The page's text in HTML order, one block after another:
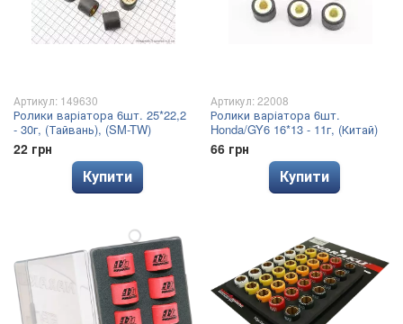
Артикул: 149630
Ролики варіатора 6шт. 25*22,2
- 30г, (Тайвань), (SM-TW)
22 грн
Купити
Артикул: 22008
Ролики варіатора 6шт.
Honda/GY6 16*13 - 11г, (Китай)
66 грн
Купити